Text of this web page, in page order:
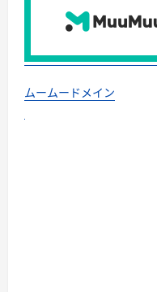
ムームードメイン